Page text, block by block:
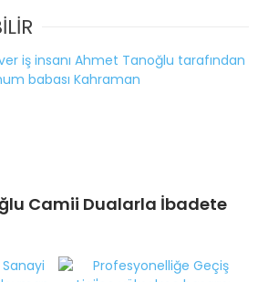
Camii Dualarla İbadete